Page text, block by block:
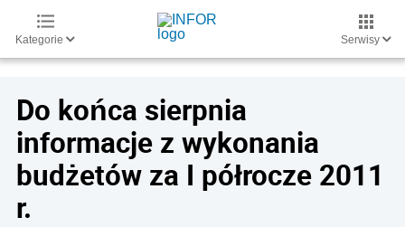
Kategorie Serwisy
Do końca sierpnia
informacje z wykonania
budżetów za I półrocze 2011
r.